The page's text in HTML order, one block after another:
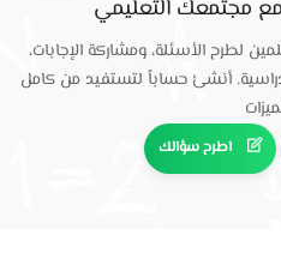
مجتمعك التعليمي
لطرح الأسئلة، ومشاركة الإجابات،
أنشئ حساباً لتستفيد من كامل
اطرح سؤالك